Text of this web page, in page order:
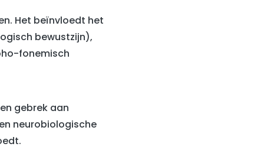
Het beïnvloedt het
bewustzijn),
fonemisch
gebrek aan
neurobiologische